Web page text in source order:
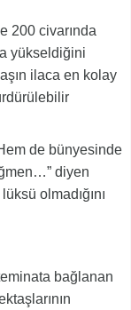
200 civarında
yükseldiğini
ilaca en kolay
de bünyesinde
diyen
olmadığını
bağlanan